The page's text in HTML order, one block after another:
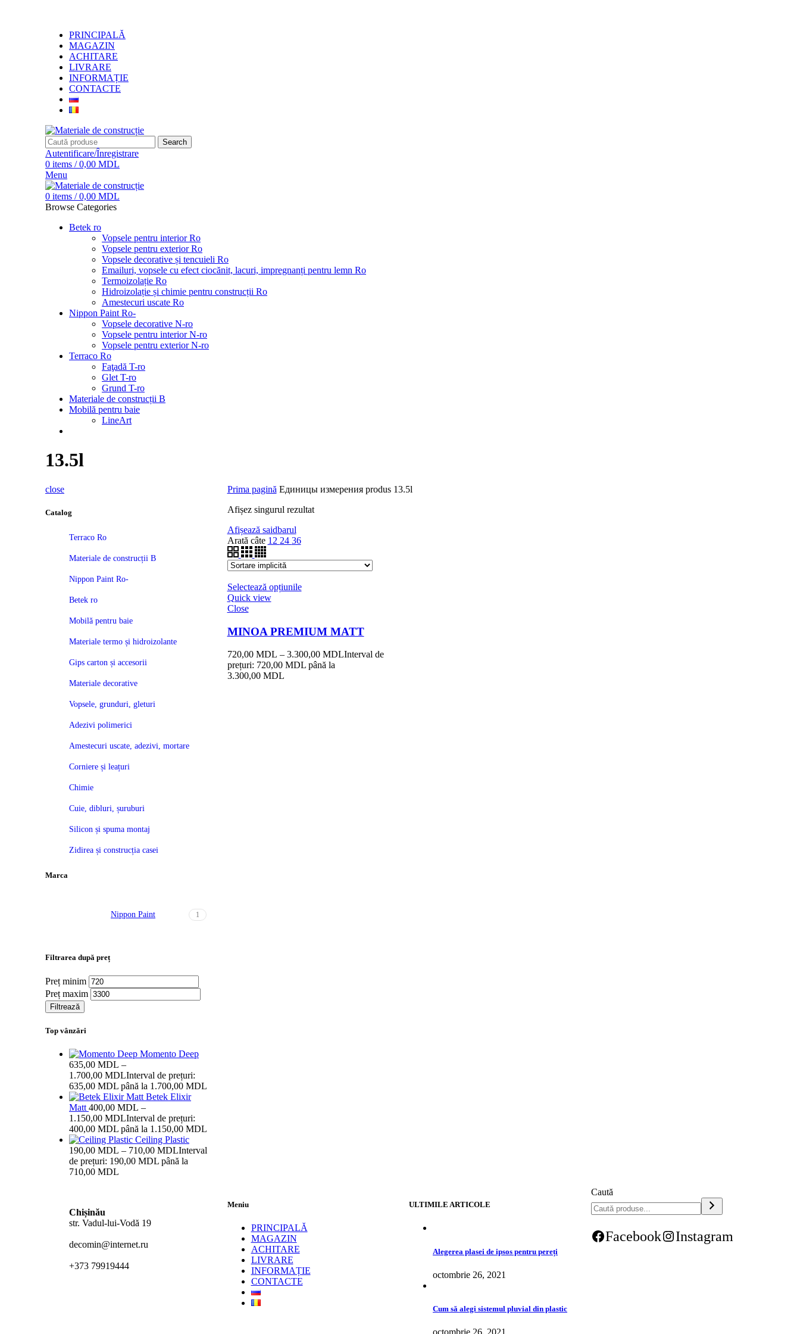
PRINCIPALĂ
MAGAZIN
ACHITARE
LIVRARE
INFORMAȚIE
CONTACTE
Search
Autentificare/Înregistrare
0 items / 0,00 MDL
Menu
0 items / 0,00 MDL
Browse Categories
Betek ro
Vopsele pentru interior Ro
Vopsele pentru exterior Ro
Vopsele decorative și tencuieli Ro
Emailuri, vopsele cu efect ciocănit, lacuri, impregnanți pentru lemn Ro
Termoizolație Ro
Hidroizolație și chimie pentru construcții Ro
Amestecuri uscate Ro
Nippon Paint Ro-
Vopsele decorative N-ro
Vopsele pentru interior N-ro
Vopsele pentru exterior N-ro
Terraco Ro
Faţadă T-ro
Glet T-ro
Grund T-ro
Materiale de construcții B
Mobilă pentru baie
LineArt
13.5l
close
Catalog
Terraco Ro
Materiale de construcții B
Nippon Paint Ro-
Betek ro
Mobilă pentru baie
Materiale termo și hidroizolante
Gips carton și accesorii
Materiale decorative
Vopsele, grunduri, gleturi
Adezivi polimerici
Amestecuri uscate, adezivi, mortare
Corniere și leațuri
Chimie
Cuie, dibluri, șuruburi
Silicon și spuma montaj
Zidirea și construcția casei
Marca
Nippon Paint 1
Filtrarea după preț
Preț minim
Preț maxim
Filtrează
Top vânzări
Momento Deep
635,00 MDL –
1.700,00 MDLInterval de prețuri:
635,00 MDL până la 1.700,00 MDL
Betek Elixir
Matt 400,00 MDL –
1.150,00 MDLInterval de prețuri:
400,00 MDL până la 1.150,00 MDL
Ceiling Plastic
190,00 MDL – 710,00 MDLInterval
de prețuri: 190,00 MDL până la
710,00 MDL
Prima pagină Единицы измерения produs13.5l
Afișez singurul rezultat
Afișează saidbarul
Arată câte 12 24 36
Selectează opțiunile
Quick view
Close
MINOA PREMIUM MATT
720,00 MDL – 3.300,00 MDLInterval de
prețuri: 720,00 MDL până la
3.300,00 MDL
Chișinău
str. Vadul-lui-Vodă 19
decomin@internet.ru
+373 79919444
Meniu
PRINCIPALĂ
MAGAZIN
ACHITARE
LIVRARE
INFORMAȚIE
CONTACTE
ULTIMILE ARTICOLE
Alegerea plasei de ipsos pentru pereți
octombrie 26, 2021
Cum să alegi sistemul pluvial din plastic
Caută
Facebook Instagram